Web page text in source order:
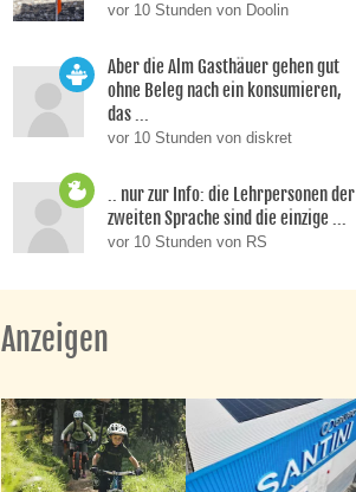
vor 10 Stunden von Doolin
Aber die Alm Gasthäuer gehen gut
ohne Beleg nach ein konsumieren,
das ...
vor 10 Stunden von diskret
.. nur zur Info: die Lehrpersonen der
zweiten Sprache sind die einzige ...
vor 10 Stunden von RS
Anzeigen